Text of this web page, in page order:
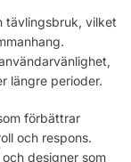
tävlingsbruk, vilket
längre perioder.
förbättrar
och respons.
designer som